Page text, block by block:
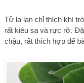
Tử la lan chỉ thích khí
rất kiêu sa và rực rỡ.
chậu, rất thích hợp để